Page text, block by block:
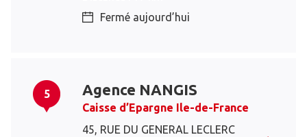
Fermé aujourd’hui
5 Agence NANGIS
Caisse d’Epargne Ile-de-France
45, RUE DU GENERAL LECLERC